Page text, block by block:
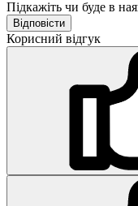
Підкажіть чи буде в
Відповісти
Корисний відгук